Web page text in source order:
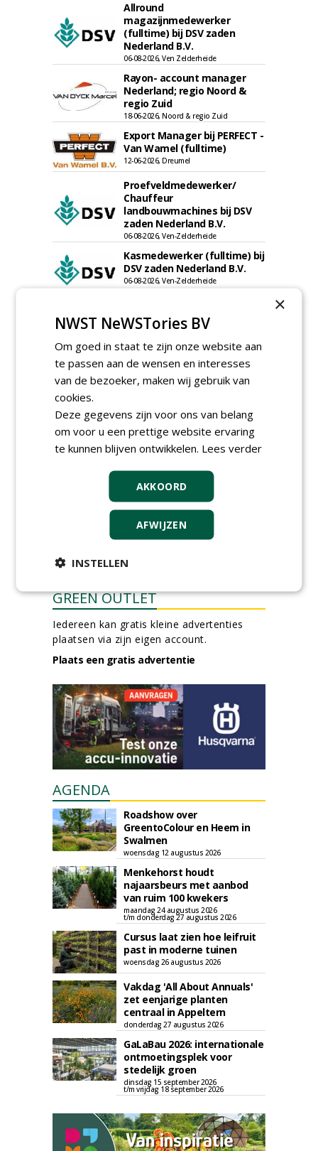
Allround
magazijnmedewerker
(fulltime) bij DSV zaden
Nederland B.V.
06-08-2026, Ven Zelderheide
Rayon- account manager
Nederland; regio Noord &
regio Zuid
18-06-2026, Noord & regio Zuid
Export Manager bij PERFECT -
Van Wamel (fulltime)
12-06-2026, Dreumel
Proefveldmedewerker/
Chauffeur
landbouwmachines bij DSV
zaden Nederland B.V.
06-08-2026, Ven-Zelderheide
Kasmedewerker (fulltime) bij
DSV zaden Nederland B.V.
06-08-2026, Ven-Zelderheide
Boomtotaalzorg32-40 uur
30-07-2026, Schalkwijk
Boominspecteur bij
Boomtotaalzorg24-40 uur
30-07-2026, Schalkwijk
Golfbaan KralingenOosthoek
groepRotterdam
30-07-2026
meer Groene Banen
GREEN OUTLET
Iedereen kan gratis kleine advertenties
plaatsen via zijn eigen account.
Plaats een gratis advertentie
AGENDA
Roadshow over
GreentoColour en Heem in
Swalmen
woensdag 12 augustus 2026
Menkehorst houdt
najaarsbeurs met aanbod
van ruim 100 kwekers
maandag 24 augustus 2026
t/m donderdag 27 augustus 2026
Cursus laat zien hoe leifruit
past in moderne tuinen
woensdag 26 augustus 2026
Vakdag 'All About Annuals'
zet eenjarige planten
centraal in Appeltern
donderdag 27 augustus 2026
GaLaBau 2026: internationale
ontmoetingsplek voor
stedelijk groen
dinsdag 15 september 2026
t/m vrijdag 18 september 2026
×
NWST NeWSTories BV
Om goed in staat te zijn onze website aan
te passen aan de wensen en interesses
van de bezoeker, maken wij gebruik van
cookies.
Deze gegevens zijn voor ons van belang
om voor u een prettige website ervaring
te kunnen blijven ontwikkelen. Lees verder
AKKOORD
AFWIJZEN
INSTELLEN